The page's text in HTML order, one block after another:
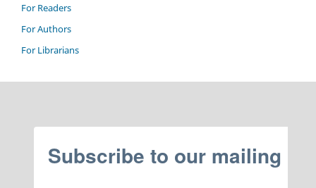
For Readers
For Authors
For Librarians